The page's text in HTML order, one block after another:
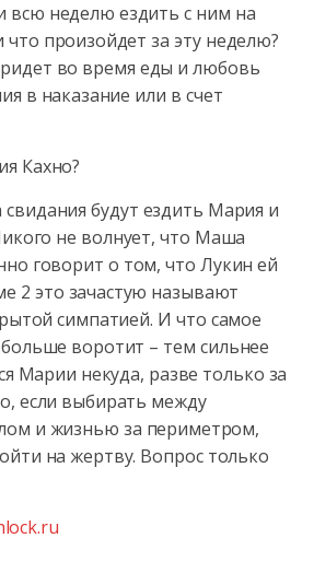
всю неделю ездить с ним на
произойдет за эту неделю?
во время еды и любовь
в наказание или в счет
Кахно?
будут ездить Мария и
не волнует, что Маша
говорит о том, что Лукин ей
2 это зачастую называют
симпатией. И что самое
воротит – тем сильнее
Марии некуда, разве только за
если выбирать между
и жизнью за периметром,
на жертву. Вопрос только